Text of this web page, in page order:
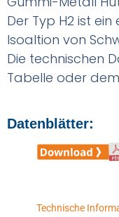
Der Typ H2 ist
Isoaltion von
Die technischen
Tabelle oder
Datenblätter:
Technische